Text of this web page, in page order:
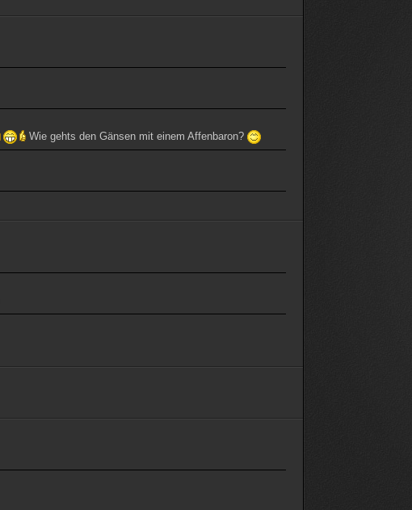
Wie gehts den Gänsen mit einem Affenbaron?